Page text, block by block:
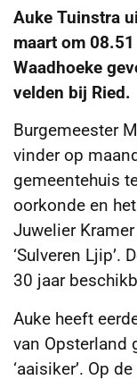
Auke Tuinstra
maart om
Waadhoeke
velden bij Ried.
Burgemeester
vinder op
gemeentehuis
oorkonde en
Juwelier
‘Sulveren
30 jaar
Auke heeft
van Opsterland
‘aaisiker’. Op